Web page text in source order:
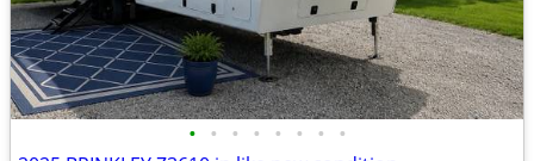
• • • • • • • •